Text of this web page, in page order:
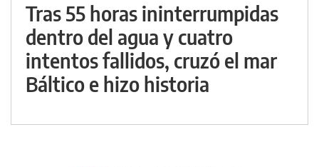
Tras 55 horas ininterrumpidas
dentro del agua y cuatro
intentos fallidos, cruzó el mar
Báltico e hizo historia